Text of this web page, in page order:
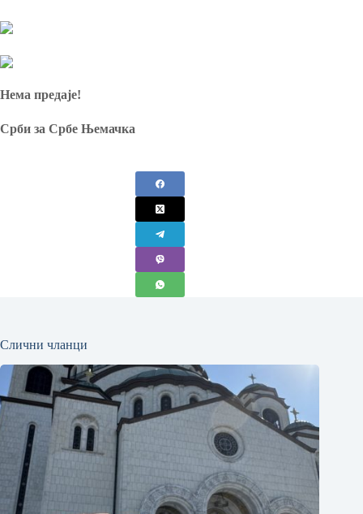
Нема предаје!
Срби за Србе Њемачка
Слични чланци